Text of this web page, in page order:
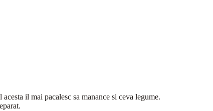
il mai pacalesc sa manance si ceva legume.